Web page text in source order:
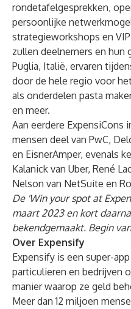
rondetafelgesprekken,
persoonlijke
strategieworkshops en
zullen deelnemers en hun
Puglia, Italië, ervaren
door de hele regio voor
als onderdelen pasta
en meer.
Aan eerdere ExpensiCons
mensen deel van PwC,
en EisnerAmper, evenals
Kalanick van Uber, René
Nelson van NetSuite en
De 'Win your spot at
maart 2023 en kort
bekendgemaakt. Begin
Over Expensify
Expensify is een super-
particulieren en bedrijven
manier waarop ze geld
Meer dan 12 miljoen